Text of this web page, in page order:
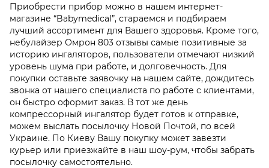
Приобрести прибор можно в нашем интернет-
магазине “Babymedical”, стараемся и подбираем
лучший ассортимент для Вашего здоровья. Кроме того,
небулайзер Омрон 803 отзывы самые позитивные за
историю ингаляторов, пользователи отмечают низкий
уровень шума при работе, и долговечность. Для
покупки оставьте заявочку на нашем сайте, дождитесь
звонка от нашего специалиста по работе с клиентами,
он быстро оформит заказ. В тот же день
компрессорный ингалятор будет готов к отправке,
можем выслать посылочку Новой Почтой, по всей
Украине. По Киеву Вашу покупку может завезти
курьер или приезжайте в наш шоу-рум, чтобы забрать
посылочку самостоятельно.